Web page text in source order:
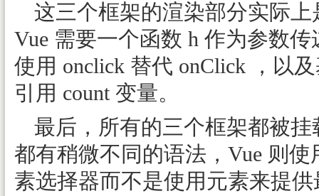
这三个框架的渲染部分实际
Vue 需要一个函数 h 作为参数
使用 onclick 替代 onClick ，以
引用 count 变量。
最后，所有的三个框架都被
都有稍微不同的语法，Vue 则
素选择器而不是使用元素来提